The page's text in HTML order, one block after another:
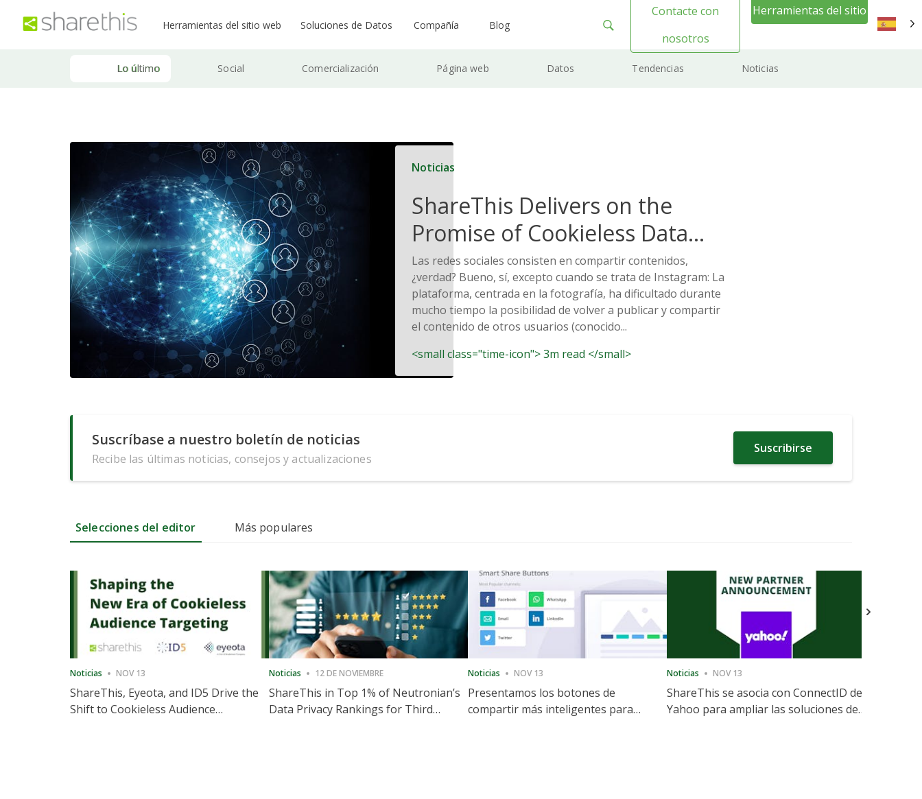
Herramientas del sitio web Soluciones de Datos Compañía Blog
Contacte con
nosotros
Herramientas del sitio
Lo último Social Comercialización Página web Datos Tendencias Noticias
Noticias
ShareThis Delivers on the
Promise of Cookieless Data
Solutions
Las redes sociales consisten en compartir contenidos,
¿verdad? Bueno, sí, excepto cuando se trata de Instagram: La
plataforma, centrada en la fotografía, ha dificultado durante
mucho tiempo la posibilidad de volver a publicar y compartir
el contenido de otros usuarios (conocido...
<small class="time-icon"> 3m read </small>
Suscríbase a nuestro boletín de noticias
Recibe las últimas noticias, consejos y actualizaciones
Suscribirse
Selecciones del editor Más populares
Noticias NOV 13
ShareThis, Eyeota, and ID5 Drive the
Shift to Cookieless Audience
Noticias 12 DE NOVIEMBRE
ShareThis in Top 1% of Neutronian’s
Data Privacy Rankings for Third
Noticias NOV 13
Presentamos los botones de
compartir más inteligentes para
Noticias NOV 13
ShareThis se asocia con ConnectID de
Yahoo para ampliar las soluciones de